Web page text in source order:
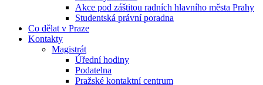
Akce pod záštitou radních hlavního města Prahy
Studentská právní poradna
Co dělat v Praze
Kontakty
Magistrát
Úřední hodiny
Podatelna
Pražské kontaktní centrum